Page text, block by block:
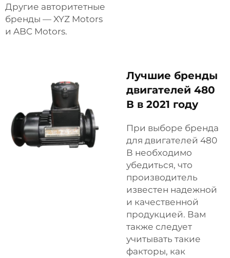
Другие авторитетные
бренды — XYZ Motors
и ABC Motors.
Лучшие бренды
двигателей 480
В в 2021 году
При выборе бренда
для двигателей 480
В необходимо
убедиться, что
производитель
известен надежной
и качественной
продукцией. Вам
также следует
учитывать такие
факторы, как